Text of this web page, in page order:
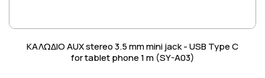
ΚΑΛΩΔΙΟ AUX stereo 3.5 mm mini jack - USB Type C
for tablet phone 1 m (SY-A03)